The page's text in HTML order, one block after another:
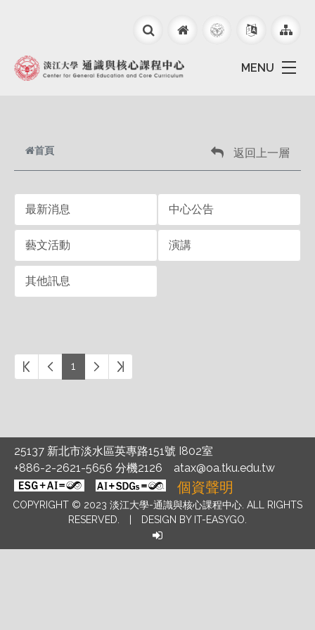
MENU
首頁 返回上一層
最新消息 中心公告
藝文活動 演講
其他訊息
1
25137 新北市淡水區英專路151號 I802室
+886-2-2621-5656 分機2126
atax@oa.tku.edu.tw
個資聲明
COPYRIGHT © 2023 淡江大學-通識與核心課程中心. ALL RIGHTS
RESERVED. |
DESIGN BY IT-EASYGO.